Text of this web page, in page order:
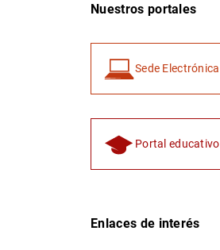
Nuestros portales
Sede Electrónica
Portal educativo
Enlaces de interés